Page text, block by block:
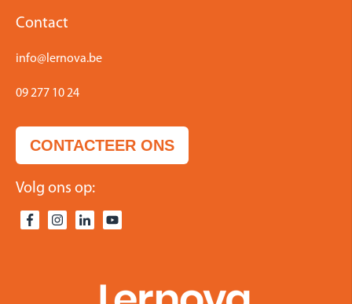
Contact
info@lernova.be
09 277 10 24
CONTACTEER ONS
Volg ons op: